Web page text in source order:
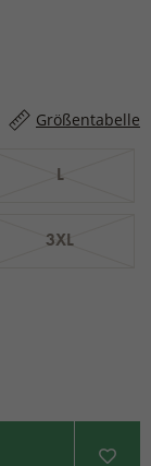
Größentabelle
L
3XL